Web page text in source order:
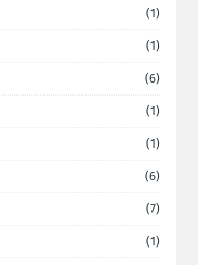
(1)
(1)
(6)
(1)
(1)
(6)
(7)
(1)